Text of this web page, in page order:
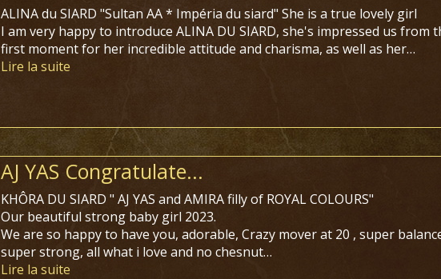
ALINA du SIARD "Sultan AA * Impéria du siard" She is a true lovely girl
I am very happy to introduce ALINA DU SIARD, she's impressed us from
first moment for her incredible attitude and charisma, as well as her…
Lire la suite
AJ YAS Congratulate...
KHÔRA DU SIARD " AJ YAS and AMIRA filly of ROYAL COLOURS"
Our beautiful strong baby girl 2023.
We are so happy to have you, adorable, Crazy mover at 20 , super
super strong, all what i love and no chesnut…
Lire la suite